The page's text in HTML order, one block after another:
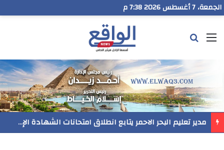
الجمعة، 7 أغسطس 2026 7:38 م
القائمة
مدير تعليم البحر الاحمر يتابع انطلاق امتحانات الشهادة الإعدادية ويؤكد: الانضباط